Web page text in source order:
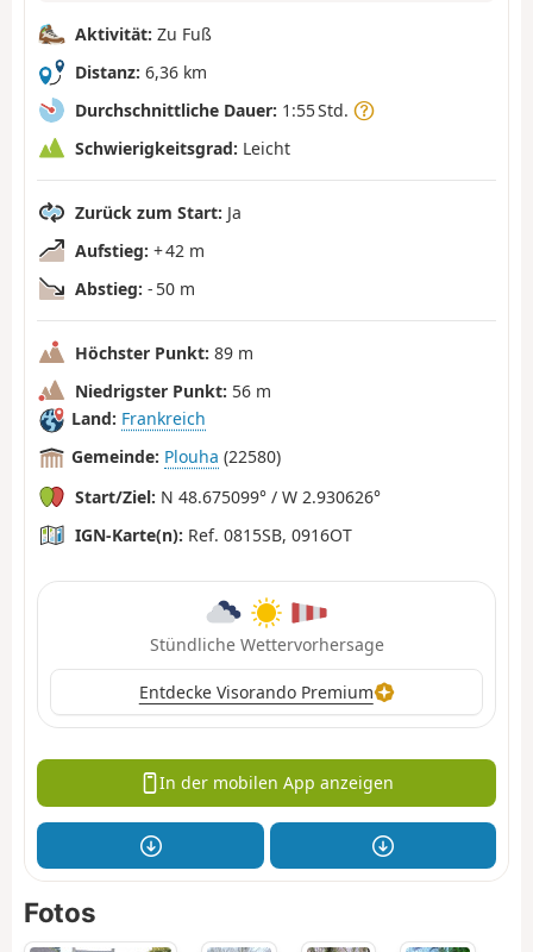
Aktivität: Zu Fuß
Distanz: 6,36 km
Durchschnittliche Dauer: 1:55 Std.
Schwierigkeitsgrad: Leicht
Zurück zum Start: Ja
Aufstieg: + 42 m
Abstieg: - 50 m
Höchster Punkt: 89 m
Niedrigster Punkt: 56 m
Land: Frankreich
Gemeinde: Plouha (22580)
Start/Ziel: N 48.675099° / W 2.930626°
IGN-Karte(n): Ref. 0815SB, 0916OT
Stündliche Wettervorhersage
Entdecke Visorando Premium
In der mobilen App anzeigen
Fotos